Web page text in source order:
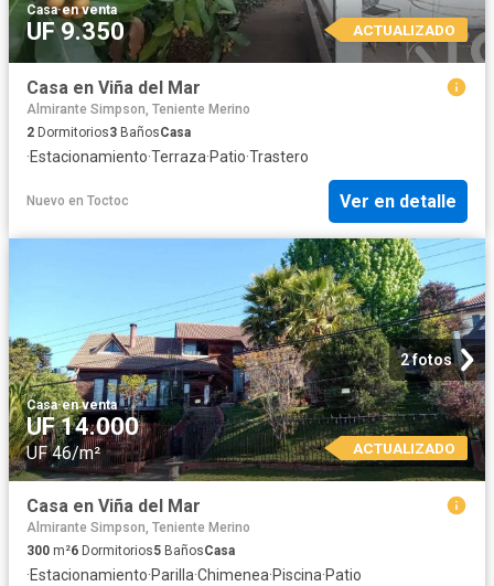
Casa·en venta
UF 9.350 ACTUALIZADO
Casa en Viña del Mar
Almirante Simpson, Teniente Merino
2 Dormitorios3 BañosCasa
·Estacionamiento·Terraza·Patio·Trastero
Nuevo en Toctoc Ver en detalle
2 fotos
Casa·en venta
UF 14.000
UF 46/m² ACTUALIZADO
Casa en Viña del Mar
Almirante Simpson, Teniente Merino
300 m²6 Dormitorios5 BañosCasa
·Estacionamiento·Parilla·Chimenea·Piscina·Patio